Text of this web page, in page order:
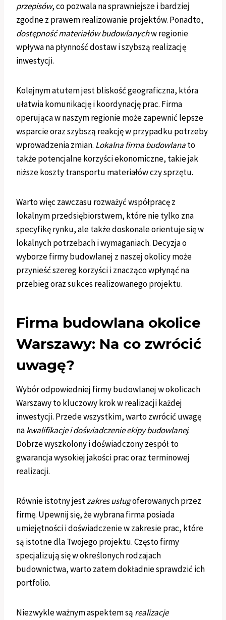
przepisów, co pozwala na sprawniejsze i bardziej
zgodne z prawem realizowanie projektów. Ponadto,
dostępność materiałów budowlanychw regionie
wpływa na płynność dostaw i szybszą realizację
inwestycji.
Kolejnym atutem jest bliskość geograficzna, która
ułatwia komunikację i koordynację prac. Firma
operująca w naszym regionie może zapewnić lepsze
wsparcie oraz szybszą reakcję w przypadku potrzeby
wprowadzenia zmian. Lokalna firma budowlanato
także potencjalne korzyści ekonomiczne, takie jak
niższe koszty transportu materiałów czy sprzętu.
Warto więc zawczasu rozważyć współpracę z
lokalnym przedsiębiorstwem, które nie tylko zna
specyfikę rynku, ale także doskonale orientuje się w
lokalnych potrzebach i wymaganiach. Decyzja o
wyborze firmy budowlanej z naszej okolicy może
przynieść szereg korzyści i znacząco wpłynąć na
przebieg oraz sukces realizowanego projektu.
Firma budowlana okolice
Warszawy: Na co zwrócić
uwagę?
Wybór odpowiedniej firmy budowlanej w okolicach
Warszawy to kluczowy krok w realizacji każdej
inwestycji. Przede wszystkim, warto zwrócić uwagę
nakwalifikacje i doświadczenie ekipy budowlanej.
Dobrze wyszkolony i doświadczony zespół to
gwarancja wysokiej jakości prac oraz terminowej
realizacji.
Równie istotny jestzakres usługoferowanych przez
firmę. Upewnij się, że wybrana firma posiada
umiejętności i doświadczenie w zakresie prac, które
są istotne dla Twojego projektu. Często firmy
specjalizują się w określonych rodzajach
budownictwa, warto zatem dokładnie sprawdzić ich
portfolio.
Niezwykle ważnym aspektem są realizacje